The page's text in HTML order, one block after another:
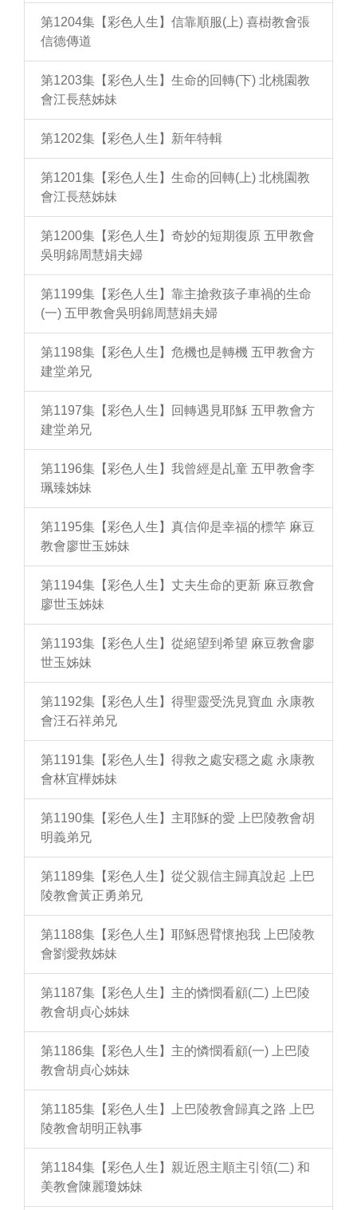
第1204集【彩色人生】信靠順服(上) 喜樹教會張
信德傳道
第1203集【彩色人生】生命的回轉(下) 北桃園教
會江長慈姊妹
第1202集【彩色人生】新年特輯
第1201集【彩色人生】生命的回轉(上) 北桃園教
會江長慈姊妹
第1200集【彩色人生】奇妙的短期復原 五甲教會
吳明錦周慧娟夫婦
第1199集【彩色人生】靠主搶救孩子車禍的生命
(一) 五甲教會吳明錦周慧娟夫婦
第1198集【彩色人生】危機也是轉機 五甲教會方
建堂弟兄
第1197集【彩色人生】回轉遇見耶穌 五甲教會方
建堂弟兄
第1196集【彩色人生】我曾經是乩童 五甲教會李
珮臻姊妹
第1195集【彩色人生】真信仰是幸福的標竿 麻豆
教會廖世玉姊妹
第1194集【彩色人生】丈夫生命的更新 麻豆教會
廖世玉姊妹
第1193集【彩色人生】從絕望到希望 麻豆教會廖
世玉姊妹
第1192集【彩色人生】得聖靈受洗見寶血 永康教
會汪石祥弟兄
第1191集【彩色人生】得救之處安穩之處 永康教
會林宜樺姊妹
第1190集【彩色人生】主耶穌的愛 上巴陵教會胡
明義弟兄
第1189集【彩色人生】從父親信主歸真說起 上巴
陵教會黃正勇弟兄
第1188集【彩色人生】耶穌恩臂懷抱我 上巴陵教
會劉愛救姊妹
第1187集【彩色人生】主的憐憫看顧(二) 上巴陵
教會胡貞心姊妹
第1186集【彩色人生】主的憐憫看顧(一) 上巴陵
教會胡貞心姊妹
第1185集【彩色人生】上巴陵教會歸真之路 上巴
陵教會胡明正執事
第1184集【彩色人生】親近恩主順主引領(二) 和
美教會陳麗瓊姊妹